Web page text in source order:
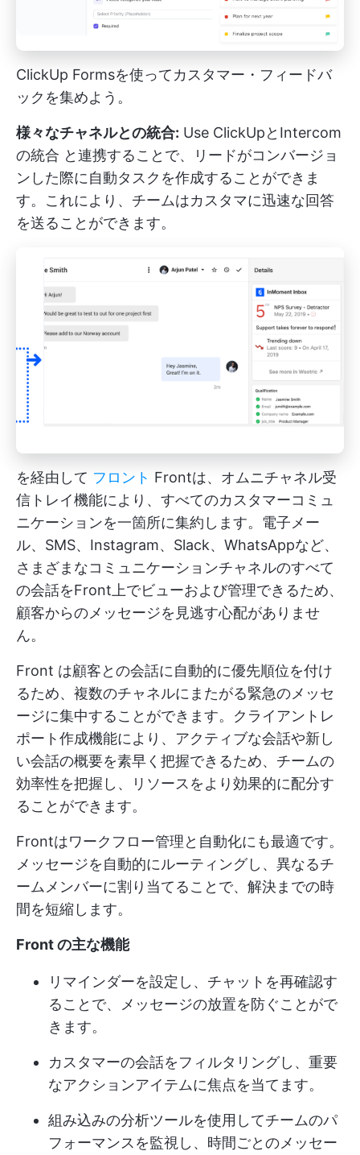
ClickUp Formsを使ってカスタマー・フィードバ
ックを集めよう。
様々なチャネルとの統合: Use ClickUpとIntercom
の統合 と連携することで、リードがコンバージョ
ンした際に自動タスクを作成することができま
す。これにより、チームはカスタマに迅速な回答
を送ることができます。
を経由して フロント Frontは、オムニチャネル受
信トレイ機能により、すべてのカスタマーコミュ
ニケーションを一箇所に集約します。電子メー
ル、SMS、Instagram、Slack、WhatsAppなど、
さまざまなコミュニケーションチャネルのすべて
の会話をFront上でビューおよび管理できるため、
顧客からのメッセージを見逃す心配がありませ
ん。
Front は顧客との会話に自動的に優先順位を付け
るため、複数のチャネルにまたがる緊急のメッセ
ージに集中することができます。クライアントレ
ポート作成機能により、アクティブな会話や新し
い会話の概要を素早く把握できるため、チームの
効率性を把握し、リソースをより効果的に配分す
ることができます。
Frontはワークフロー管理と自動化にも最適です。
メッセージを自動的にルーティングし、異なるチ
ームメンバーに割り当てることで、解決までの時
間を短縮します。
Front の主な機能
リマインダーを設定し、チャットを再確認す
ることで、メッセージの放置を防ぐことがで
きます。
カスタマーの会話をフィルタリングし、重要
なアクションアイテムに焦点を当てます。
組み込みの分析ツールを使用してチームのパ
フォーマンスを監視し、時間ごとのメッセー